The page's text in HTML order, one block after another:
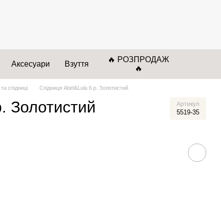
Аксесуари Взуття
🔥 РОЗПРОДАЖ
🔥
спідниці Спідниця Abel&Lula 6 р. Золотистий
Золотистий Артикул
5519-35